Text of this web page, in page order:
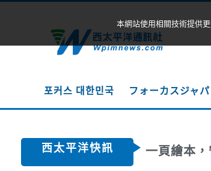
포커스 대한민국 フォーカスジャ
西太平洋快訊 一頁繪本
本網站使用相關技術提供